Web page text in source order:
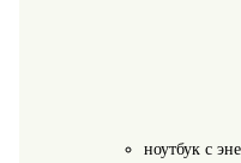
ноутбук с